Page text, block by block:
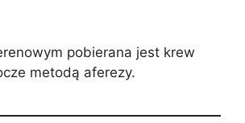
pobierana jest krew
metodą aferezy.